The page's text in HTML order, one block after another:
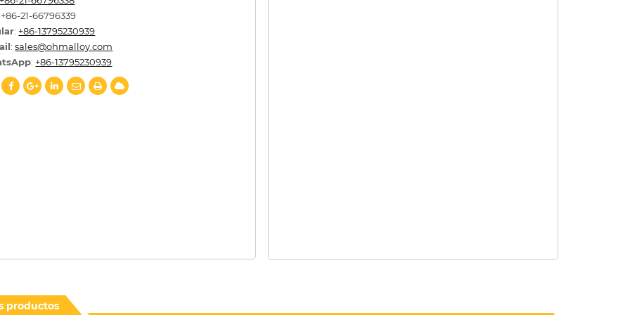
+86-21-66796339
: +86-13795230939
:sales@ohmalloy.com
: +86-13795230939
productos